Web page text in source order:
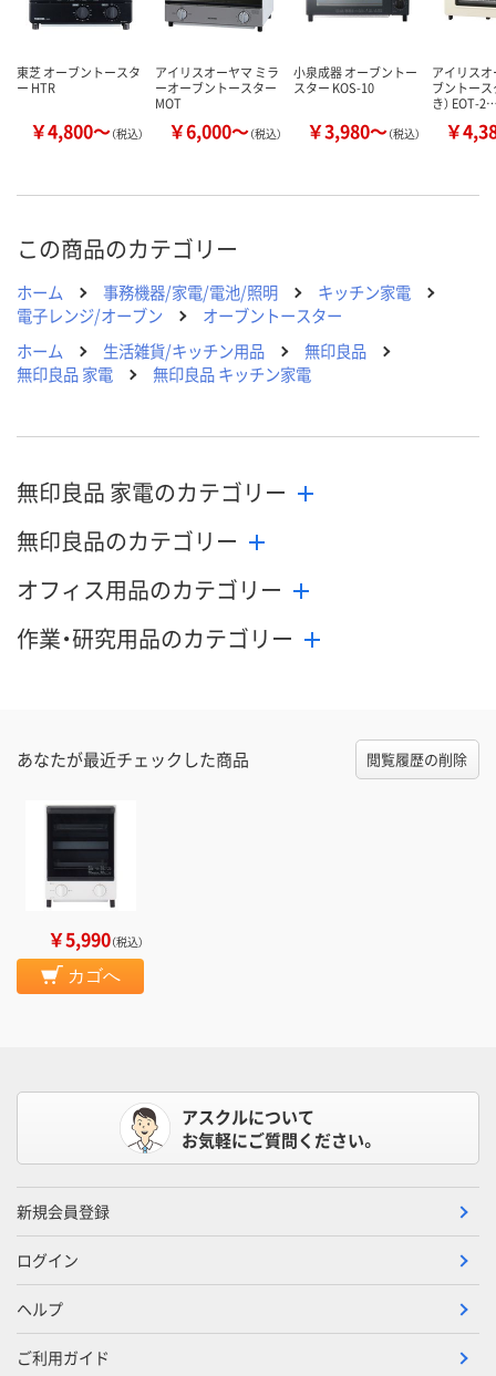
東芝 オーブントースタ
ー HTR
￥4,800～（税込）
アイリスオーヤマ ミラ
ーオーブントースター
MOT
￥6,000～（税込）
小泉成器 オーブントー
スター KOS-10
￥3,980～（税込）
アイリス
ブントース
き） EOT-
￥
この商品のカテゴリー
ホーム 事務機器/家電/電池/照明
キッチン家電
電子レンジ/オーブン
オーブントースター
ホーム
生活雑貨/キッチン用品
無印良品
無印良品 家電
無印良品 キッチン家電
無印良品 家電のカテゴリー
無印良品のカテゴリー
オフィス用品のカテゴリー
作業・研究用品のカテゴリー
あなたが最近チェックした商品 閲覧履歴の削除
￥5,990（税込）
カゴへ
アスクルについて
お気軽にご質問ください。
新規会員登録
ログイン
ヘルプ
ご利用ガイド